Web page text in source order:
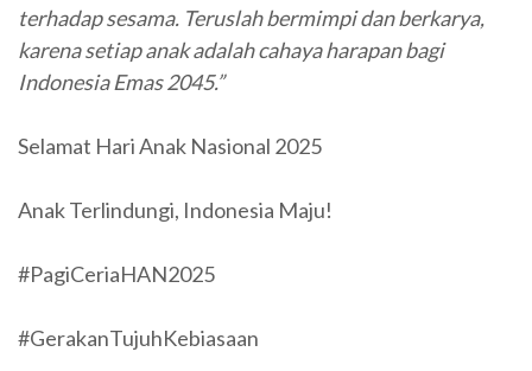
terhadap sesama. Teruslah bermimpi dan berkarya,
karena setiap anak adalah cahaya harapan bagi
Indonesia Emas 2045.”
Selamat Hari Anak Nasional 2025
Anak Terlindungi, Indonesia Maju!
#PagiCeriaHAN2025
#GerakanTujuhKebiasaan